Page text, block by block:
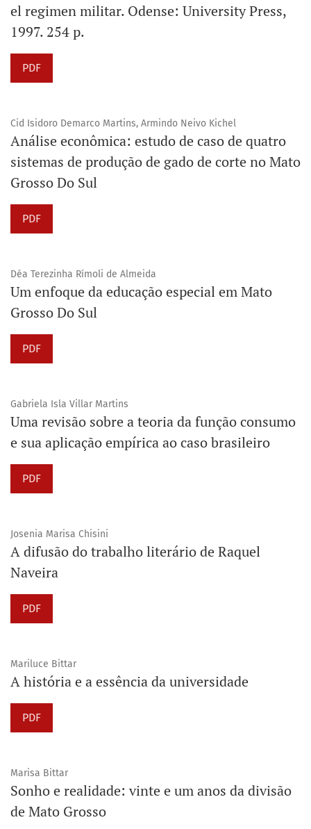
el regimen militar. Odense: University Press,
1997. 254 p.
PDF
Cid Isidoro Demarco Martins, Armindo Neivo Kichel
Análise econômica: estudo de caso de quatro
sistemas de produção de gado de corte no Mato
Grosso Do Sul
PDF
Déa Terezinha Rímoli de Almeida
Um enfoque da educação especial em Mato
Grosso Do Sul
PDF
Gabriela Isla Villar Martins
Uma revisão sobre a teoria da função consumo
e sua aplicação empírica ao caso brasileiro
PDF
Josenia Marisa Chisini
A difusão do trabalho literário de Raquel
Naveira
PDF
Mariluce Bittar
A história e a essência da universidade
PDF
Marisa Bittar
Sonho e realidade: vinte e um anos da divisão
de Mato Grosso